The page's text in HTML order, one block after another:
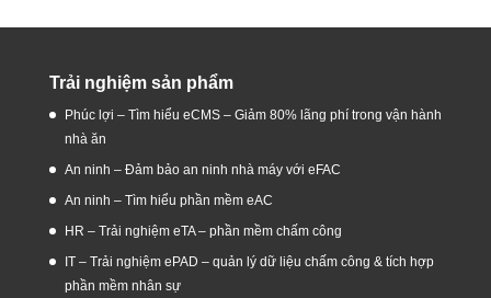
Trải nghiệm sản phẩm
Phúc lợi – Tìm hiểu eCMS – Giảm 80% lãng phí trong vận hành
nhà ăn
An ninh – Đảm bảo an ninh nhà máy với eFAC
An ninh – Tìm hiểu phần mềm eAC
HR – Trải nghiệm eTA – phần mềm chấm công
IT – Trải nghiệm ePAD – quản lý dữ liệu chấm công & tích hợp
phần mềm nhân sự